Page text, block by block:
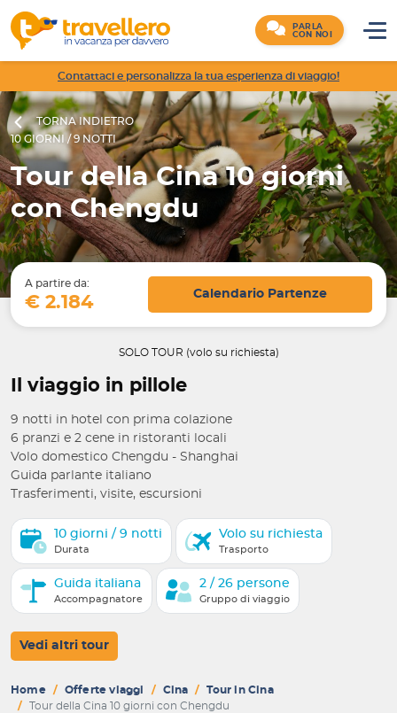
PARLA
CON NOI
Contattaci e personalizza la tua esperienza di viaggio!
TORNA INDIETRO
10 GIORNI / 9 NOTTI
Tour della Cina 10 giorni
con Chengdu
A partire da:
€ 2.184 Calendario Partenze
SOLO TOUR (volo su richiesta)
Il viaggio in pillole
9 notti in hotel con prima colazione
6 pranzi e 2 cene in ristoranti locali
Volo domestico Chengdu - Shanghai
Guida parlante italiano
Trasferimenti, visite, escursioni
10 giorni / 9 notti
Durata
Volo su richiesta
Trasporto
Guida italiana
Accompagnatore
2 / 26 persone
Gruppo di viaggio
Vedi altri tour
Home Offerte viaggi Cina
Tour in Cina
Tour della Cina 10 giorni con Chengdu